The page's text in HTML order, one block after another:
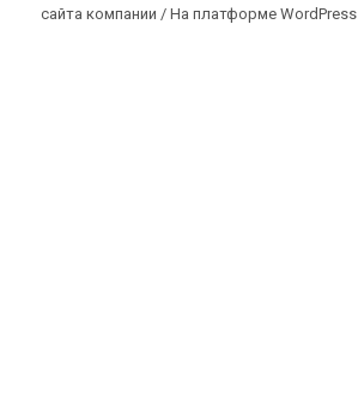
сайта компании /На платформе WordPress